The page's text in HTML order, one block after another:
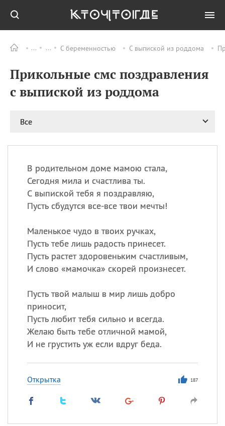
С беременностью С выпиской из роддома
Прикольные смс поздравления
с выпиской из роддома
Все
В родительном доме мамою стала,
Сегодня мила и счастлива ты.
С выпиской тебя я поздравляю,
Пусть сбудутся все-все твои мечты!
Маленькое чудо в твоих ручках,
Пусть тебе лишь радость принесет.
Пусть растет здоровеньким счастливым,
И слово «мамочка» скорей произнесет.
Пусть твой малыш в мир лишь добро
приносит,
Пусть любит тебя сильно и всегда.
Желаю быть тебе отличной мамой,
И не грустить уж если вдруг беда.
Открытка 187
ПРАЗДНИКИ Все
08.08 День «Счастье
случается» (Happiness
Happens Day)
великомученика
покровителя всех
врачей и целителя
09.08 День книголюбов (Book
ИМЕНА
Сегодня празднуют именины
Александр,Макар
Анна
Посмотреть значение
происхождение